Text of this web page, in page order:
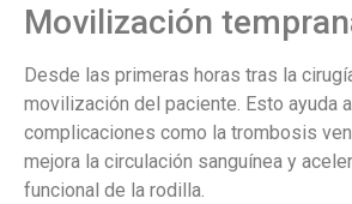
Movilización
Desde las primeras horas tras la
movilización del paciente. Esto ayuda
complicaciones como la trombosis
mejora la circulación sanguínea y
funcional de la rodilla.